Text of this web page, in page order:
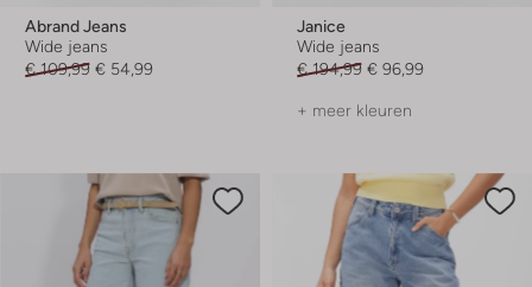
Abrand Jeans
Wide jeans
€ 109,99 € 54,99
Janice
Wide jeans
€ 194,99 € 96,99
+ meer kleuren